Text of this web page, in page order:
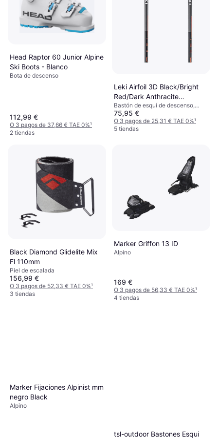
Head Raptor 60 Junior Alpine
Ski Boots - Blanco
Bota de descenso
112,99 €
O 3 pagos de 37,66 € TAE 0%¹
2 tiendas
Leki Airfoil 3D Black/Bright
Red/Dark Anthracite
Bastones de esquí
Bastón de esquí de descenso,
Unisexo, Anciano, Hombre
75,95 €
O 3 pagos de 25,31 € TAE 0%¹
5 tiendas
Black Diamond Glidelite Mix
Fl 110mm
Piel de escalada
156,99 €
O 3 pagos de 52,33 € TAE 0%¹
3 tiendas
Marker Griffon 13 ID
Alpino
169 €
O 3 pagos de 56,33 € TAE 0%¹
4 tiendas
Marker Fijaciones Alpinist mm
negro Black
Alpino
tsl-outdoor Bastones Esqui